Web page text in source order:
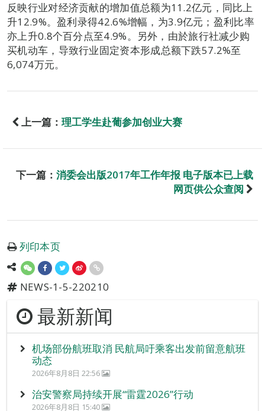
反映行业对经济贡献的增加值总额为11.2亿元，同比上
升12.9%。盈利录得42.6%增幅，为3.9亿元；盈利比率
亦上升0.8个百分点至4.9%。另外，由於旅行社减少购
买机动车，导致行业固定资本形成总额下跌57.2%至
6,074万元。
上一篇： 理工学生赴葡参加创业大赛
下一篇： 消委会出版2017年工作年报 电子版本已上载
网页供公众查阅
列印本页
NEWS-1-5-220210
最新新闻
机场部份航班取消 民航局吁乘客出发前留意航班
动态
2026年8月8日 22:56
治安警察局持续开展“雷霆2026”行动
2026年8月8日 15:40